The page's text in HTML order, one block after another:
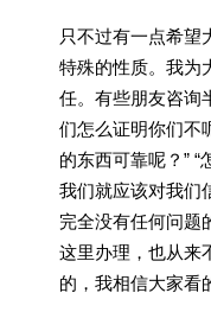
只不过有一点希望
特殊的性质。我为
任。有些朋友咨询
们怎么证明你们不
的东西可靠呢？” “
我们就应该对我们
完全没有任何问题
这里办理，也从来
的，我相信大家看